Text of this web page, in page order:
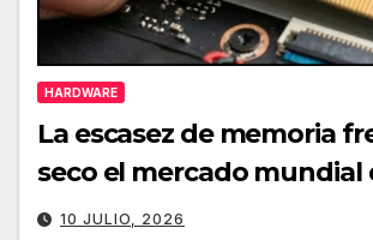
HARDWARE
La escasez de memoria
seco el mercado mundial
10 JULIO, 2026